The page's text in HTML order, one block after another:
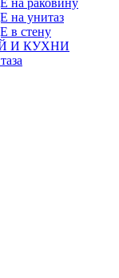
раковину
унитаз
стену
И КУХНИ